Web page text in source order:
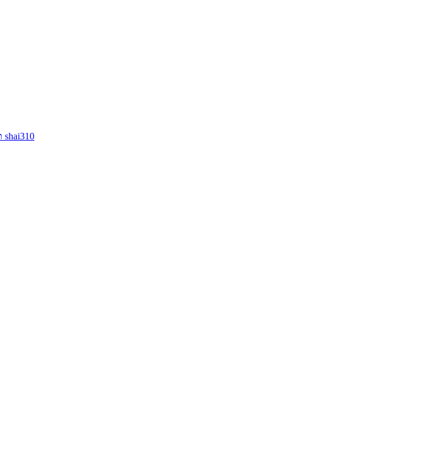
תקליטים למכירה..ברי סחרוֹף, ז׳אן קונפליקט, כרומוזום, מינימל קומפקט, רמי פורטיס מאת shai310